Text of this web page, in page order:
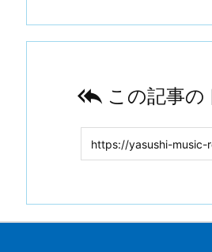
 この記事の